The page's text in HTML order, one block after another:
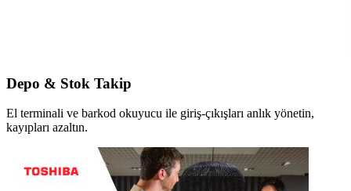
Depo & Stok Takip
El terminali ve barkod okuyucu ile giriş-çıkışları anlık yönetin,
kayıpları azaltın.